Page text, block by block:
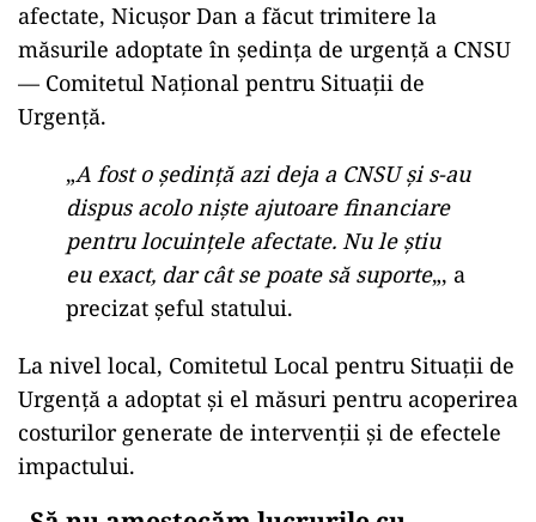
afectate, Nicușor Dan a făcut trimitere la
măsurile adoptate în ședința de urgență a CNSU
— Comitetul Național pentru Situații de
Urgență.
„A fost o ședință azi deja a CNSU și s-au
dispus acolo niște ajutoare financiare
pentru locuințele afectate. Nu le știu
eu exact, dar cât se poate să suporte„, a
precizat șeful statului.
La nivel local, Comitetul Local pentru Situații de
Urgență a adoptat și el măsuri pentru acoperirea
costurilor generate de intervenții și de efectele
impactului.